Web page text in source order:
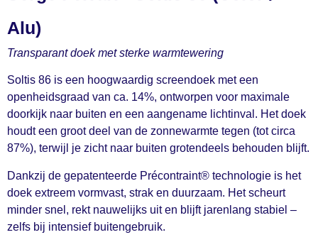
Alu)
Transparant doek met sterke warmtewering
Soltis 86 is een hoogwaardig screendoek met een
openheidsgraad van ca. 14%, ontworpen voor maximale
doorkijk naar buiten en een aangename lichtinval. Het doek
houdt een groot deel van de zonnewarmte tegen (tot circa
87%), terwijl je zicht naar buiten grotendeels behouden blijft.
Dankzij de gepatenteerde Précontraint® technologie is het
doek extreem vormvast, strak en duurzaam. Het scheurt
minder snel, rekt nauwelijks uit en blijft jarenlang stabiel –
zelfs bij intensief buitengebruik.